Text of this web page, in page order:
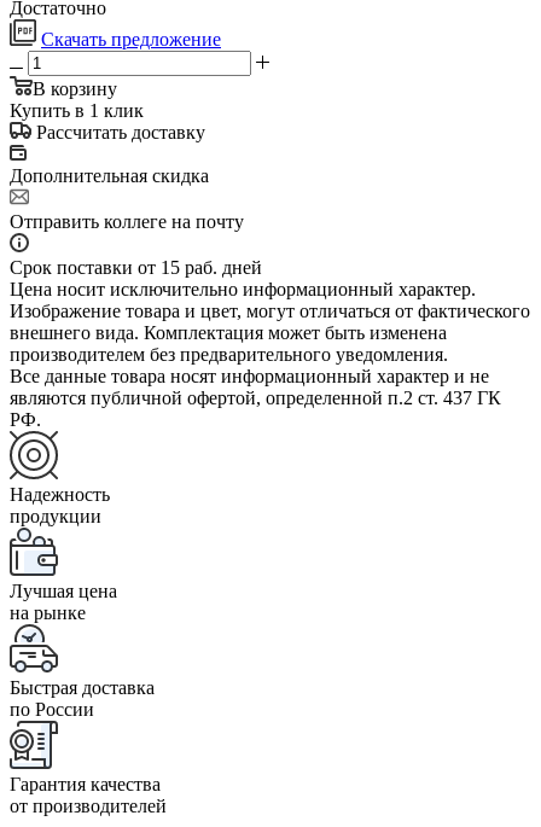
Достаточно
Скачать предложение
В корзину
Купить в 1 клик
Рассчитать доставку
Дополнительная скидка
Отправить коллеге на почту
Срок поставки от 15 раб. дней
Цена носит исключительно информационный характер.
Изображение товара и цвет, могут отличаться от фактического
внешнего вида. Комплектация может быть изменена
производителем без предварительного уведомления.
Все данные товара носят информационный характер и не
являются публичной офертой, определенной п.2 ст. 437 ГК
РФ.
Надежность
продукции
Лучшая цена
на рынке
Быстрая доставка
по России
Гарантия качества
от производителей